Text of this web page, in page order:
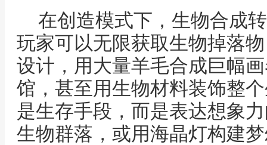
在创造模式下，生物合成
玩家可以无限获取生物掉落
设计，用大量羊毛合成巨幅
馆，甚至用生物材料装饰整
是生存手段，而是表达想象
生物群落，或用海晶灯构建